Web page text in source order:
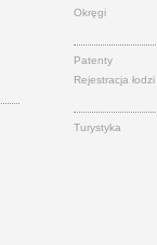
Okręgi
Patenty
Rejestracja łodzi
Turystyka